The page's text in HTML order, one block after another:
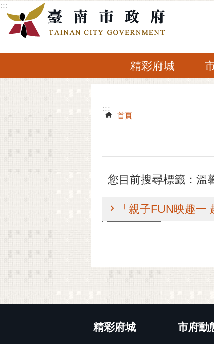
跳到主要內容區塊
:::
精彩府城
:::
:::
首頁
您目前搜尋標籤：溫
「親子FUN映趣
精彩府城 市府動